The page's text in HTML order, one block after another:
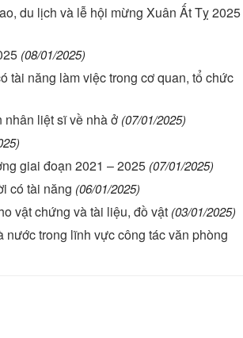
du lịch và lễ hội mừng Xuân Ất Tỵ 2025
(08/01/2025)
tài năng làm việc trong cơ quan, tổ chức
nhân liệt sĩ về nhà ở (07/01/2025)
giai đoạn 2021 – 2025 (07/01/2025)
có tài năng (06/01/2025)
vật chứng và tài liệu, đồ vật (03/01/2025)
trong lĩnh vực công tác văn phòng